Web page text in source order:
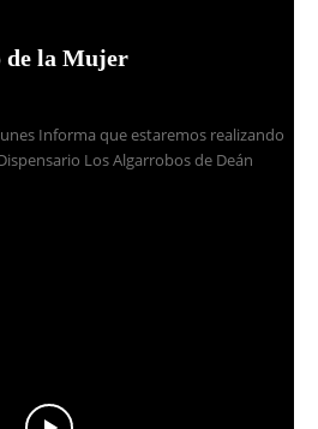
la Mujer
Informa que estaremos realizando
Los Algarrobos de Deán